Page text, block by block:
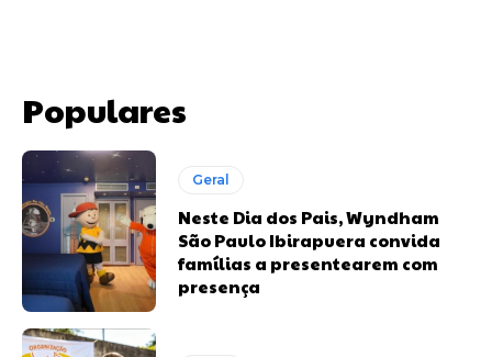
Populares
Geral
Neste Dia dos Pais, Wyndham
São Paulo Ibirapuera convida
famílias a presentearem com
presença